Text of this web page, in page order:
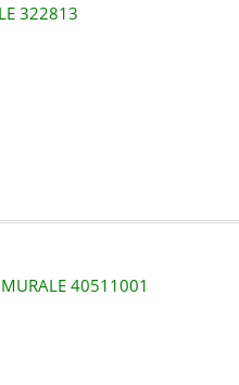
322813
MURALE 40511001